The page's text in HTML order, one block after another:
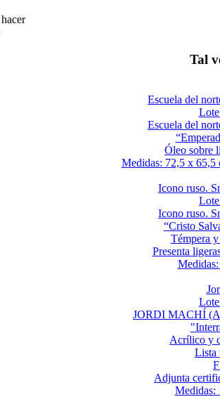
Tal
Escuela del
Escuela del
Óleo sobre
Medidas: 72,5 x 65,5
Icono ruso.
Icono ruso.
“Cristo
Témpera
Presenta
JORDI MACHÍ
Acrílico y
Lista
Adjunta
Medidas: